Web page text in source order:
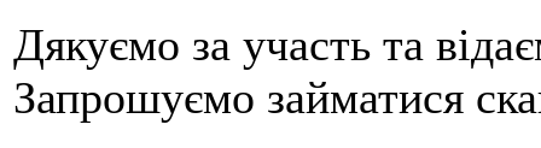
Дякуємо за участь та
Запрошуємо займатися